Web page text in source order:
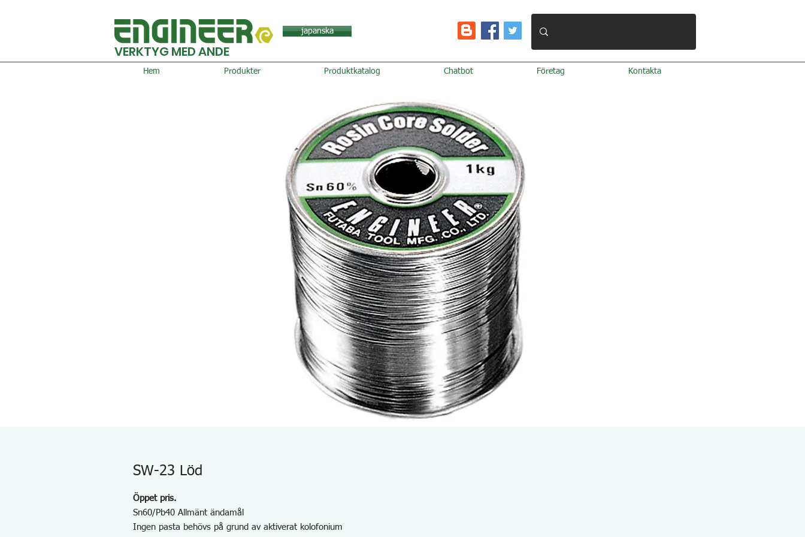
japanska
VERKTYG MED ANDE
Hem Produkter Produktkatalog Chatbot Företag Kontakta
SW-23 Löd
Öppet pris.
Sn60/Pb40 Allmänt ändamål
Ingen pasta behövs på grund av aktiverat kolofonium